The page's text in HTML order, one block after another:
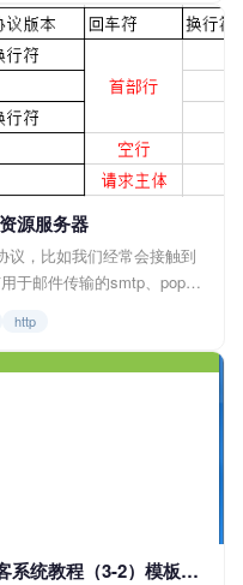
要在数据库添加两条记录。
源服务器
议，比如我们经常会接触到
于邮件传输的smtp、pop3
议封装的，所以今天我们
TCP用http协议规范实现
...
http
Python Web开发基于flask的博客系统教程（3-2）模板渲染的更多操作